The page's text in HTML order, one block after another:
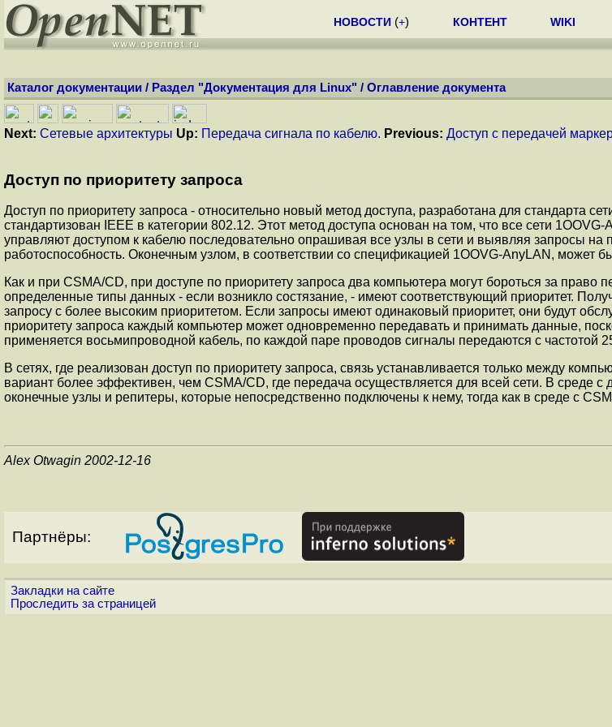
НОВОСТИ (+) КОНТЕНТ WIKI
Каталог документации / Раздел "Документация для Linux" / Оглавление документа
Next: Сетевые архитектуры Up: Передача сигнала по кабелю. Previous: Доступ с передачей
Доступ по приоритету запроса
Доступ по приоритету запроса - относительно новый метод доступа, разработана для стандарта
стандартизован IEEE в категории 802.12. Этот метод доступа основан на том, что все сети
управляют доступом к кабелю последовательно опрашивая все узлы в сети и выявляя запросы на
работоспособность. Оконечным узлом, в соответствии со спецификацией 1OOVG-AnyLAN, может
Как и при CSMA/CD, при доступе по приоритету запроса два компьютера могут бороться за
определенные типы данных - если возникло состязание, - имеют соответствующий приоритет.
запросу с более высоким приоритетом. Если запросы имеют одинаковый приоритет, они будут
приоритету запроса каждый компьютер может одновременно передавать и принимать данные,
применяется восьмипроводной кабель, по каждой паре проводов сигналы передаются с частотой
В сетях, где реализован доступ по приоритету запроса, связь устанавливается только между
вариант более эффективен, чем CSMA/CD, где передача осуществляется для всей сети. В среде
оконечные узлы и репитеры, которые непосредственно подключены к нему, тогда как в среде с
Alex Otwagin 2002-12-16
Партнёры:
Закладки на сайте
Проследить за страницей